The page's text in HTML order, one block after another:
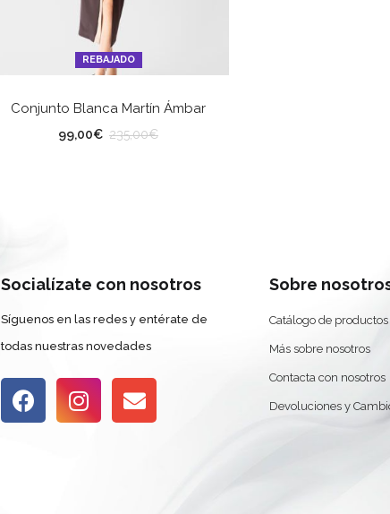
REBAJADO
Conjunto Blanca Martín Ámbar
99,00€ 235,00€
TALLA
Socialízate con nosotros
Síguenos en las redes y entérate de
todas nuestras novedades
Sobre
Catálogo de productos
Más sobre nosotros
Contacta con nosotros
Devoluciones y